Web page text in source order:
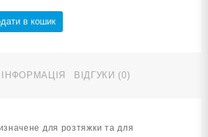
в кошик
ВІДГУКИ (0)
для розтяжки та для